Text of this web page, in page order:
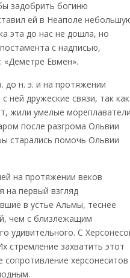
задобрить богиню
ей в Неаполе
эта до нас не дошла, но
с надписью,
«Деметре Евмен».
н. э. и на протяжении
ней дружеские связи, так как
жили умелые
после разгрома Ольвии
старались помочь Ольвии
на протяжении веков
на первый взгляд
в устье Альмы, теснее
чем с близлежащим
удивительного. С
стремление захватить этот
сопротивление